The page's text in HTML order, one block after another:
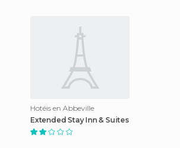
Hotéis en Abbeville
Extended Stay Inn & Suites